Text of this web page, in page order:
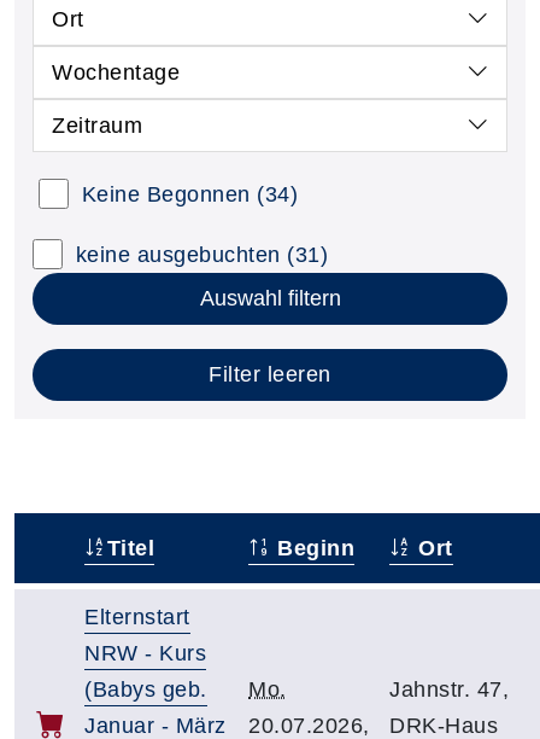
Ort
Wochentage
Zeitraum
Keine Begonnen (34)
keine ausgebuchten (31)
Auswahl filtern
Filter leeren
Titel Beginn Ort
Elternstart
NRW - Kurs
(Babys geb.
Januar - März
Mo.
20.07.2026,
Jahnstr. 47,
DRK-Haus